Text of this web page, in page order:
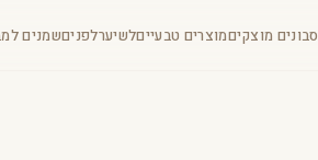
סבונים מוצקיםמוצרים טבעייםלשיערלפניםשמנים